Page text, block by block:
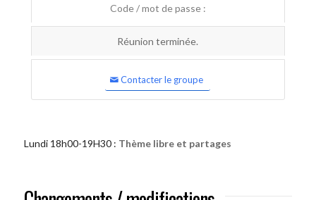
Code / mot de passe :
Réunion terminée.
Contacter le groupe
Lundi 18h00-19H30 : Thème libre et partages